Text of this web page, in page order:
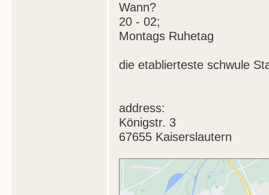
Wann?
20 - 02;
Montags Ruhetag
die etablierteste schwule
address:
Königstr. 3
67655 Kaiserslautern